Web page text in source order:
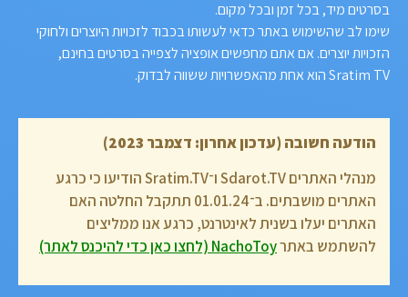
בסרטים מיד, בכל זמן ובכל מקום.
שימו לב שהשימוש באתר כדאי לעשותו בכבוד לזכויות היוצרים ולחוקי
הזכויות יוצרים. אם אתם מחפשים אופציה לצפייה בסרטים בחינם,
Sratim TV הוא אחת מהאפשרויות ששווה לבדוק.
הודעה חשובה (עדכון אחרון: דצמבר 2023)
מנהלי האתרים Sdarot.TV ו־Sratim.TV הודיעו כי כרגע
האתרים מושבתים. ב־01.01.24 תתקבל החלטה האם
האתרים יעלו בשנית לאינטרנט, כרגע אנו ממליצים
להשתמש באתרNachoToy (לחצו כאן כדי להיכנס לאתר)